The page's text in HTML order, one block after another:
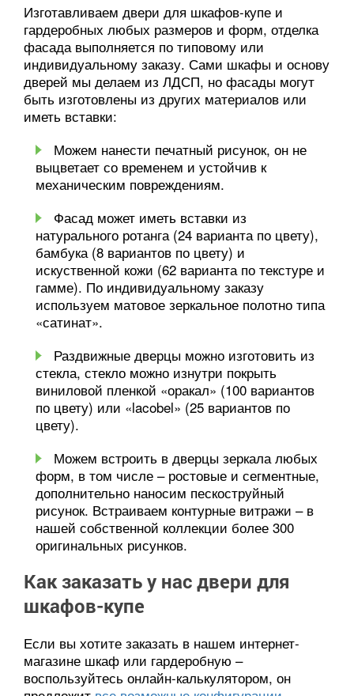
Изготавливаем двери для шкафов-купе и
гардеробных любых размеров и форм, отделка
фасада выполняется по типовому или
индивидуальному заказу. Сами шкафы и основу
дверей мы делаем из ЛДСП, но фасады могут
быть изготовлены из других материалов или
иметь вставки:
Можем нанести печатный рисунок, он не
выцветает со временем и устойчив к
механическим повреждениям.
Фасад может иметь вставки из
натурального ротанга (24 варианта по цвету),
бамбука (8 вариантов по цвету) и
искуственной кожи (62 варианта по текстуре и
гамме). По индивидуальному заказу
используем матовое зеркальное полотно типа
«сатинат».
Раздвижные дверцы можно изготовить из
стекла, стекло можно изнутри покрыть
виниловой пленкой «оракал» (100 вариантов
по цвету) или «lacobel» (25 вариантов по
цвету).
Можем встроить в дверцы зеркала любых
форм, в том числе – ростовые и сегментные,
дополнительно наносим пескоструйный
рисунок. Встраиваем контурные витражи – в
нашей собственной коллекции более 300
оригинальных рисунков.
Как заказать у нас двери для
шкафов-купе
Если вы хотите заказать в нашем интернет-
магазине шкаф или гардеробную –
воспользуйтесь онлайн-калькулятором, он